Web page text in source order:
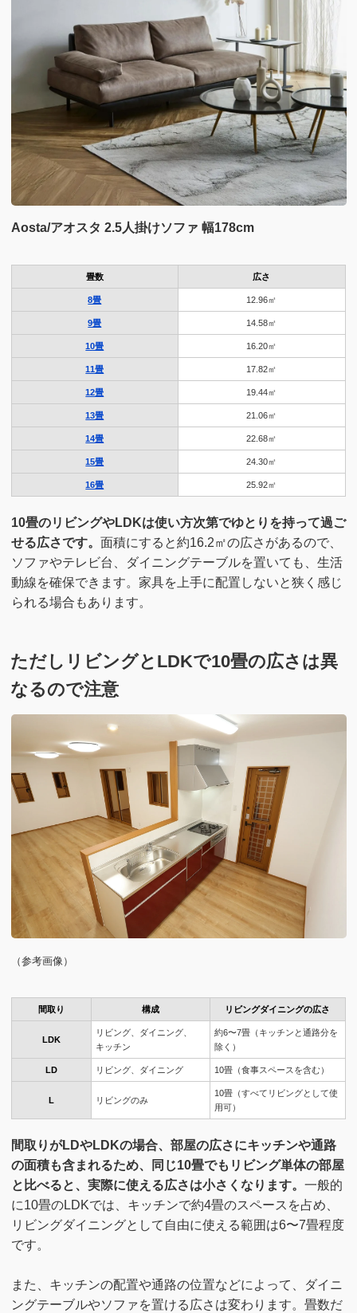
Aosta/アオスタ 2.5人掛けソファ 幅178cm
畳数 広さ
8畳 12.96㎡
9畳 14.58㎡
10畳 16.20㎡
11畳 17.82㎡
12畳 19.44㎡
13畳 21.06㎡
14畳 22.68㎡
15畳 24.30㎡
16畳 25.92㎡
10畳のリビングやLDKは使い方次第でゆとりを持って過ご
せる広さです。 面積にすると約16.2㎡の広さがあるので、
ソファやテレビ台、ダイニングテーブルを置いても、生活
動線を確保できます。家具を上手に配置しないと狭く感じ
られる場合もあります。
ただしリビングとLDKで10畳の広さは異
なるので注意
（参考画像）
間取り 構成 リビングダイニングの広さ
LDK
リビング、ダイニング、
キッチン
約6〜7畳（キッチンと通路分を
除く）
LD リビング、ダイニング 10畳（食事スペースを含む）
L リビングのみ
10畳（すべてリビングとして使
用可）
間取りがLDやLDKの場合、部屋の広さにキッチンや通路
の面積も含まれるため、同じ10畳でもリビング単体の部屋
と比べると、実際に使える広さは小さくなります。 一般的
に10畳のLDKでは、キッチンで約4畳のスペースを占め、
リビングダイニングとして自由に使える範囲は6〜7畳程度
です。
また、キッチンの配置や通路の位置などによって、ダイニ
ングテーブルやソファを置ける広さは変わります。畳数だ